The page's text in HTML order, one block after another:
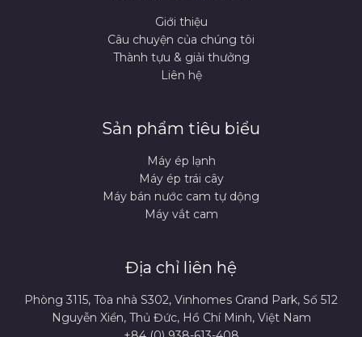
Giới thiệu
Câu chuyện của chúng tôi
Thành tựu & giải thưởng
Liên hệ
Sản phẩm tiêu biểu
Máy ép lạnh
Máy ép trái cây
Máy bán nước cam tự dộng
Máy vắt cam
Địa chỉ liên hệ
Phòng 3115, Tòa nhà S302, Vinhomes Grand Park, Số 512
Nguyễn Xiển, Thủ Đức, Hồ Chí Minh, Việt Nam